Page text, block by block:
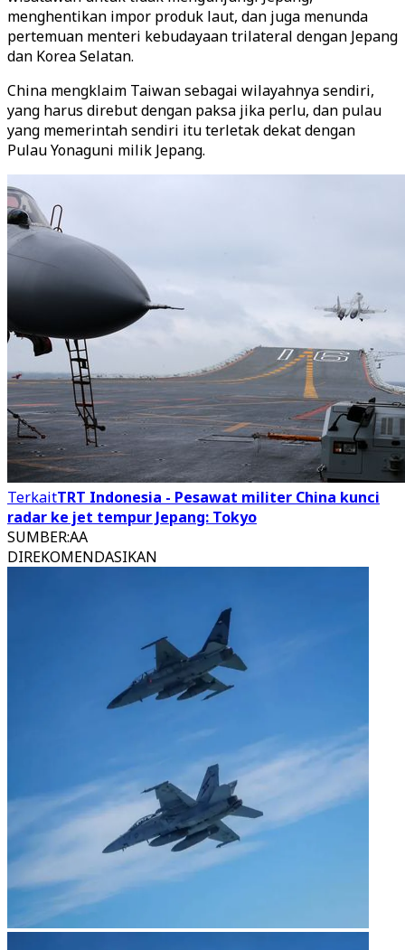
menghentikan impor produk laut, dan juga menunda
pertemuan menteri kebudayaan trilateral dengan Jepang
dan Korea Selatan.
China mengklaim Taiwan sebagai wilayahnya sendiri,
yang harus direbut dengan paksa jika perlu, dan pulau
yang memerintah sendiri itu terletak dekat dengan
Pulau Yonaguni milik Jepang.
TerkaitTRT Indonesia - Pesawat militer China kunci
radar ke jet tempur Jepang: Tokyo
SUMBER:AA
DIREKOMENDASIKAN